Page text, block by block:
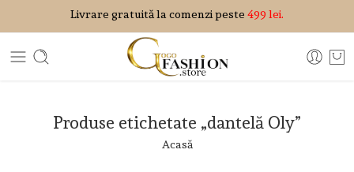
Livrare gratuită la comenzi peste 499 lei.
Produse etichetate „dantelă Oly”
Acasă